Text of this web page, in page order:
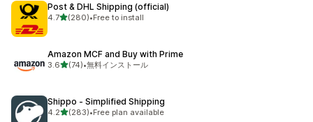
Post & DHL Shipping (official)
4.75つ星中
(280)
合計レビュー数：280件
•Free to install
Amazon MCF and Buy with Prime
3.65つ星中
(74)
合計レビュー数：74件
•無料インストール
Shippo ‑ Simplified Shipping
4.25つ星中
(283)
合計レビュー数：283件
•Free plan available